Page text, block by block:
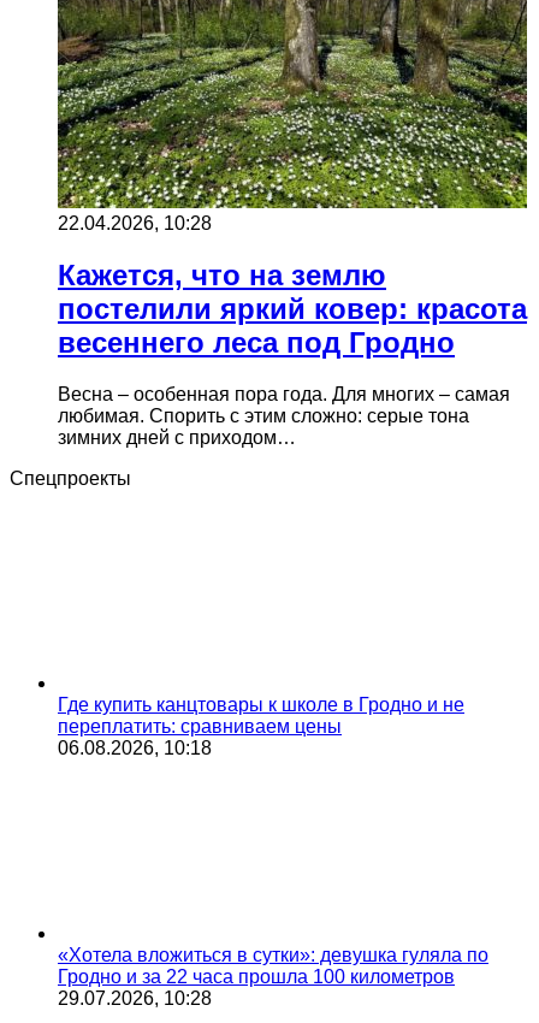
22.04.2026, 10:28
Кажется, что на землю
постелили яркий ковер: красота
весеннего леса под Гродно
Весна – особенная пора года. Для многих – самая
любимая. Спорить с этим сложно: серые тона
зимних дней с приходом…
Спецпроекты
Где купить канцтовары к школе в Гродно и не
переплатить: сравниваем цены
06.08.2026, 10:18
«Хотела вложиться в сутки»: девушка гуляла по
Гродно и за 22 часа прошла 100 километров
29.07.2026, 10:28